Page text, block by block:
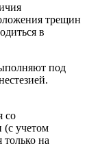
трещин
в
под
со
(с учетом
только на